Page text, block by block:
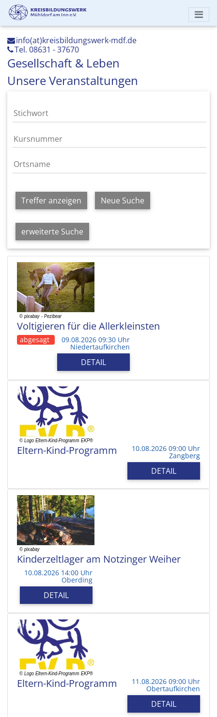
info(at)kreisbildungswerk-mdf.de
Tel. 08631 - 37670
Gesellschaft & Leben
Unsere Veranstaltungen
Treffer anzeigen Neue Suche
erweiterte Suche
Voltigieren für die Allerkleinsten
abgesagt 09.08.2026 09:30 Uhr
Niedertaufkirchen
DETAIL
Eltern-Kind-Programm 10.08.2026 09:00 Uhr
Zangberg
DETAIL
Kinderzeltlager am Notzinger Weiher
10.08.2026 14:00 Uhr
Oberding
DETAIL
Eltern-Kind-Programm 11.08.2026 09:00 Uhr
Obertaufkirchen
DETAIL